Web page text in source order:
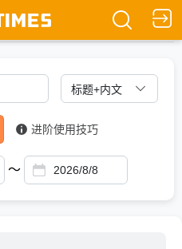
Ask DIGITIMES
进阶使用技巧
～